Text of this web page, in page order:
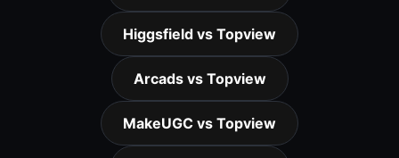
Higgsfield vs Topview
Arcads vs Topview
MakeUGC vs Topview